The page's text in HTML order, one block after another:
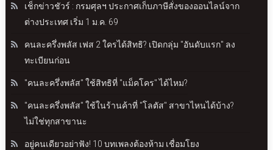
เช็กข่าวชัวร์ : กรมศุลฯ ประกาศเก็บภาษีสั่งของออนไลน์จาก
ต่างประเทศ เริ่ม 1 ม.ค. 69
คนละครึ่งพลัส เฟส 2 ใครได้สิทธิ? เปิดกลุ่ม "อันดับแรก" ลง
ทะเบียนก่อน
"คนละครึ่งพลัส" ใช้สิทธิที่ "แม็คโคร" ได้ไหม?
"คนละครึ่งพลัส" ใช้ในร้านค้าที่ "โลตัส" สาขาไหนได้บ้าง?
ไม่ใช่ทุกสาขานะ
อยู่คนเดียวอย่าฟัง! 10 บทเพลงต้องห้าม เชื่อมโยง